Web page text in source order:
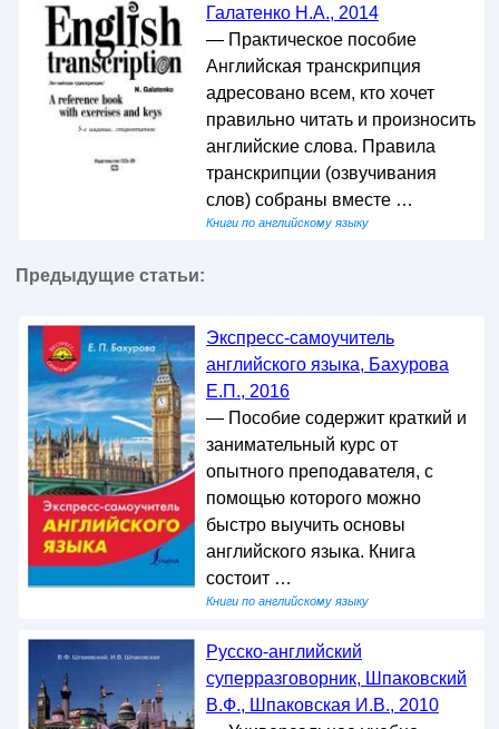
Галатенко Н.А., 2014
— Практическое пособие
Английская транскрипция
адресовано всем, кто хочет
правильно читать и произносить
английские слова. Правила
транскрипции (озвучивания
слов) собраны вместе …
Книги по английскому языку
Предыдущие статьи:
Экспресс-самоучитель
английского языка, Бахурова
Е.П., 2016
— Пособие содержит краткий и
занимательный курс от
опытного преподавателя, с
помощью которого можно
быстро выучить основы
английского языка. Книга
состоит …
Книги по английскому языку
Русско-английский
суперразговорник, Шпаковский
В.Ф., Шпаковская И.В., 2010